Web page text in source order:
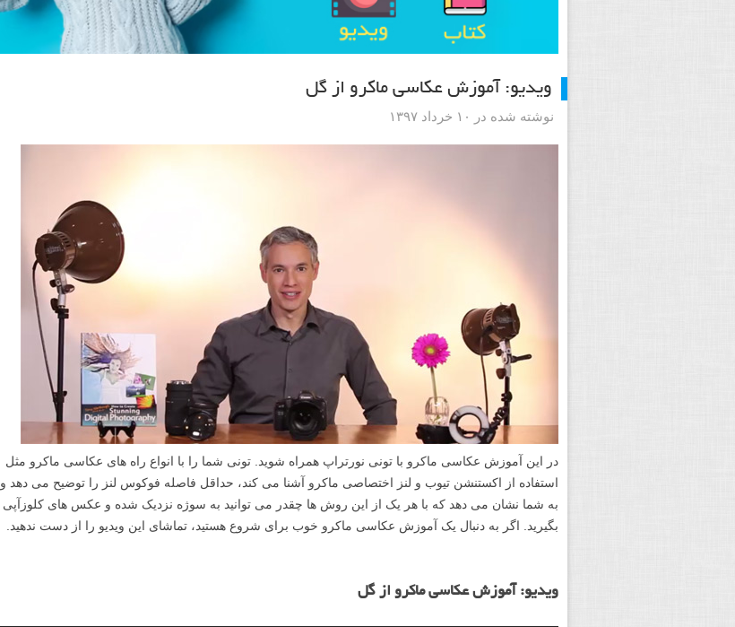
ویدیو: آموزش عکاسی ماکرو از گل
نوشته شده در ۱۰ خرداد ۱۳۹۷
در این آموزش عکاسی ماکرو با تونی نورتراپ همراه شوید. تونی شما را با انواع راه های عکاسی ماکرو مثل
استفاده از اکستنشن تیوب و لنز اختصاصی ماکرو آشنا می کند، حداقل فاصله فوکوس لنز را توضیح می دهد و
به شما نشان می دهد که با هر یک از این روش ها چقدر می توانید به سوژه نزدیک شده و عکس های کلوزآپی
بگیرید. اگر به دنبال یک آموزش عکاسی ماکرو خوب برای شروع هستید، تماشای این ویدیو را از دست ندهید.
ویدیو: آموزش عکاسی ماکرو از گل